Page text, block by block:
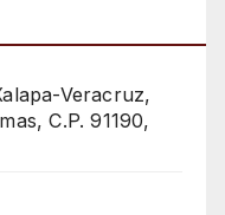
Veracruz,
C.P. 91190,